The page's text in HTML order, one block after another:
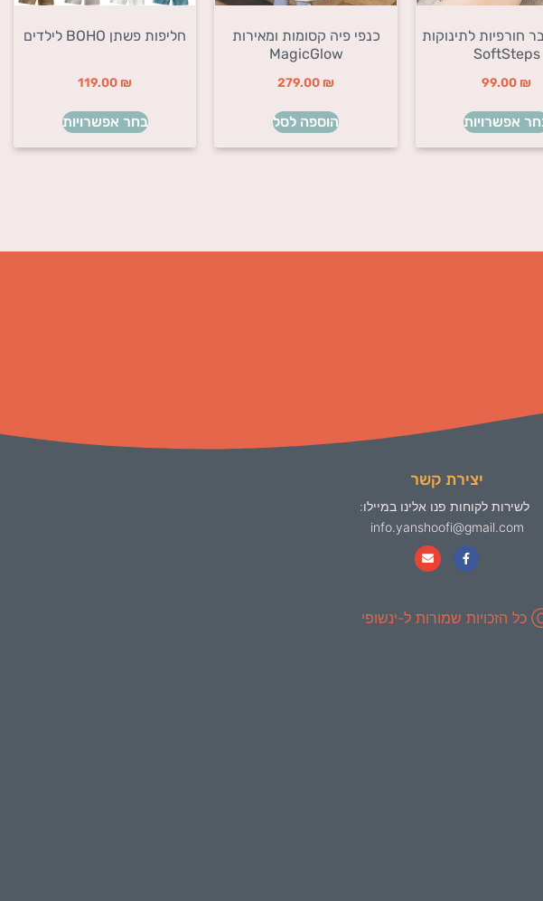
חורפיות לתינוקות
SoftSteps
99.00 ₪
אפשרויות
כנפי פיה קסומות ומאירות
MagicGlow
279.00 ₪
הוספה לסל
חליפות פשתן BOHO לילדים
119.00 ₪
בחר אפשרויות
יצירת קשר
לשירות לקוחות פנו אלינו במיילו:
info.yanshoofi@gmail.com